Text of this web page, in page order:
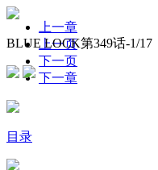
BLUE LOCK第349话-1/17
上一章
上一页
下一页
下一章
目录